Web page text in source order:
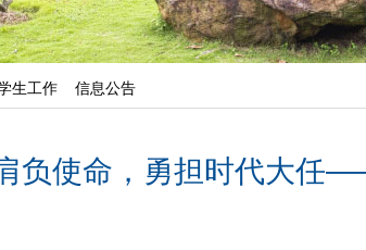
生工作 信息公告
负使命，勇担时代大任